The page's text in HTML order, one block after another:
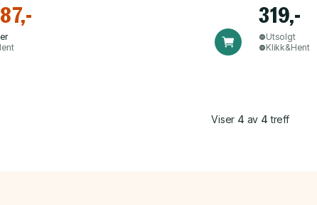
319,-
Utsolgt
Klikk&Hent
Viser 4 av 4 treff